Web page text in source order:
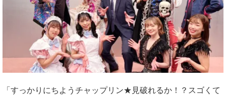
「すっかりにちようチャップリン★見破れるか！？スゴくて